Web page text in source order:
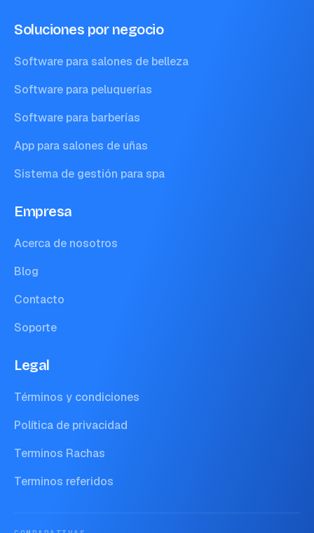
Soluciones por negocio
Software para salones de belleza
Software para peluquerías
Software para barberías
App para salones de uñas
Sistema de gestión para spa
Empresa
Acerca de nosotros
Blog
Contacto
Soporte
Legal
Términos y condiciones
Política de privacidad
Terminos Rachas
Terminos referidos